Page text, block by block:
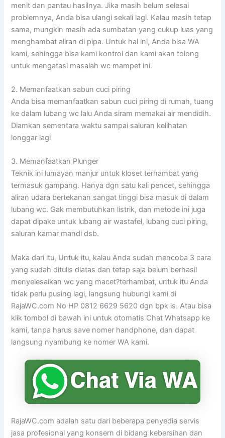
menit dan pantau hasilnya. Jika masih belum selesai
problemnya, Anda bisa ulangi sekali lagi. Kalau masih tetap
sama, mungkin masih ada sumbatan yang cukup luas yang
menghambat aliran di pipa. Untuk hal ini, Anda bisa WA
kami, sehingga bisa kami kontrol dan kami akan tolong
untuk mengatasi masalah wc mampet ini.
2. Memanfaatkan sabun cuci piring
Anda bisa memanfaatkan sabun cuci piring di rumah, tuang
ke dalam lubang wc lalu Anda siram memakai air mendidih.
Diamkan sementara waktu sampai saluran kelihatan
longgar lagi
3. Memanfaatkan Plunger
Teknik ini lumayan manjur untuk kloset terhambat yang
termasuk gampang. Hanya dgn satu kali pencet, sehingga
aliran udara bertekanan sangat tinggi bisa masuk di dalam
lubang wc. Gak membutuhkan listrik, dan metode ini juga
dapat dipake untuk lubang air wastafel, lubang cuci piring,
saluran kamar mandi dsb.
Maka dari itu, Untuk itu, kalau Anda sudah mencoba 3 cara
yang sudah ditulis diatas dan tetap saja belum berhasil
menyelesaikan wc yang macet?terhambat, untuk itu Anda
tidak perlu pusing lagi, langsung hubungi kami di
RajaWC.com No HP 0812 6629 5620 dgn bpk is. Atau bisa
klik tombol di bawah ini untuk otomatis Chat Whatsapp ke
kami, tanpa harus save nomer handphone, dan dapat
langsung nyambung ke nomer WA kami.
RajaWC.com adalah satu dari beberapa penyedia servis
jasa profesional yang konsern di bidang kebersihan dan